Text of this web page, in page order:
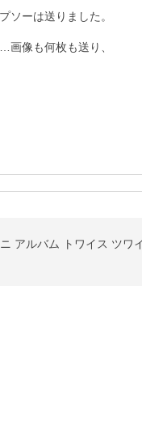
ソーは送りました。
画像も何枚も送り、
アルバム トワイス ツワ